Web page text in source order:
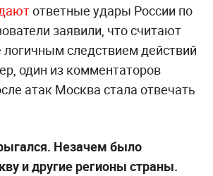
ответные удары России по
заявили, что считают
следствием действий
один из комментаторов
атак Москва стала отвечать
Незачем было
и другие регионы страны.